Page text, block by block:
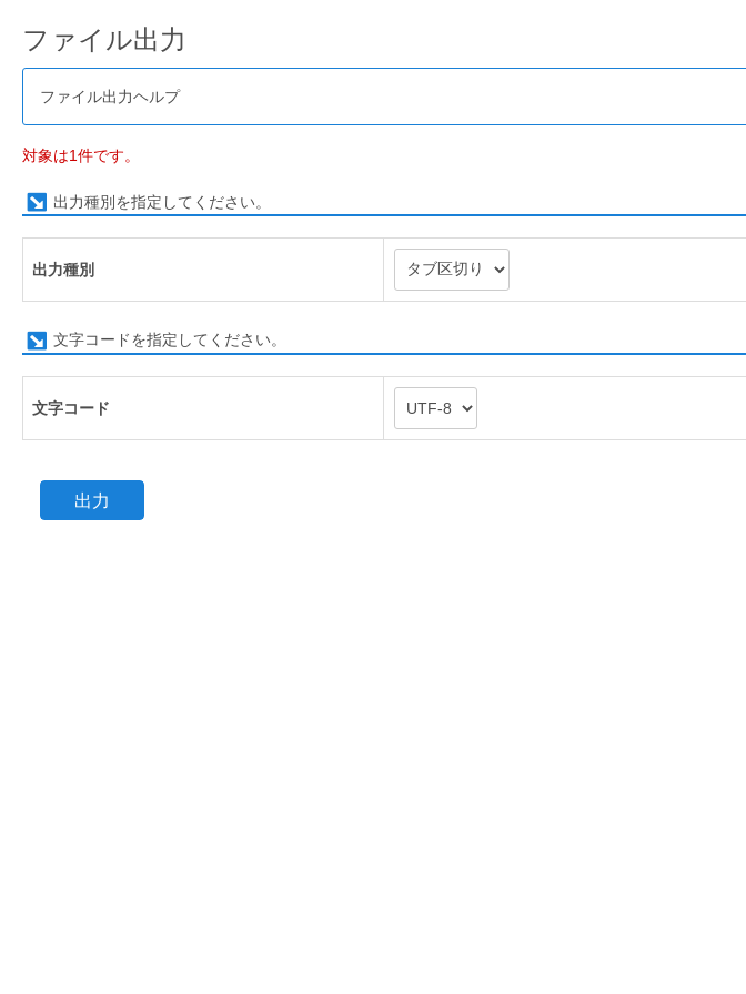
ファイル出力
ファイル出力ヘルプ
対象は1件です。
出力種別を指定してください。
出力種別
文字コードを指定してください。
文字コード